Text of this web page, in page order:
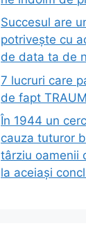
Succesul are
potrivește cu
de data ta de
7 lucruri care
de fapt
În 1944 un
cauza tuturor
târziu oamenii
la aceiași